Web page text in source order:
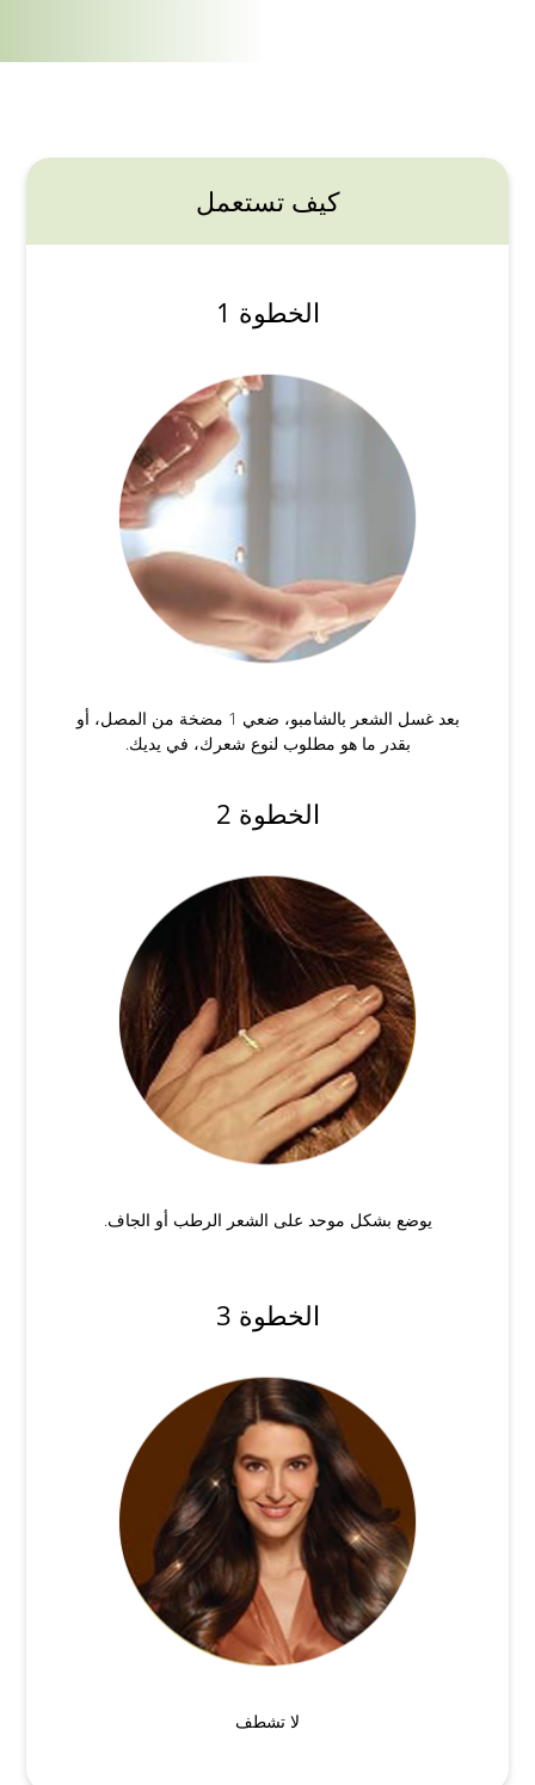
كيف تستعمل
الخطوة 1
بعد غسل الشعر بالشامبو، ضعي 1 مضخة من المصل، أو
بقدر ما هو مطلوب لنوع شعرك، في يديك.
الخطوة 2
يوضع بشكل موحد على الشعر الرطب أو الجاف.
الخطوة 3
لا تشطف